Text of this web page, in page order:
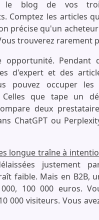
le blog de vos
Comptez les articles
précise qu'un
trouverez rarement
opportunité. Pendant
d'expert et des
pouvez occuper les
Celles que tape un
deux
ChatGPT ou
longue traîne à
justement
faible. Mais en B2B,
100 000 euros.
000 visiteurs. Vous